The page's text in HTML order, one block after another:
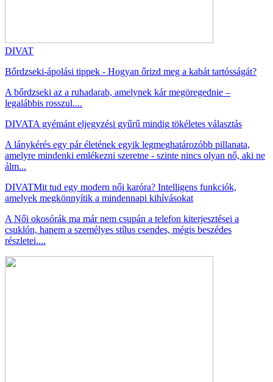
DIVAT
Bőrdzseki-ápolási tippek - Hogyan őrizd meg a kabát tartósságát?
A bőrdzseki az a ruhadarab, amelynek kár megöregednie –
legalábbis rosszul....
DIVATA gyémánt eljegyzési gyűrű mindig tökéletes választás
A lánykérés egy pár életének egyik legmeghatározóbb pillanata,
amelyre mindenki emlékezni szeretne - szinte nincs olyan nő, aki ne
álm...
DIVATMit tud egy modern női karóra? Intelligens funkciók,
amelyek megkönnyítik a mindennapi kihívásokat
A Női okosórák ma már nem csupán a telefon kiterjesztései a
csuklón, hanem a személyes stílus csendes, mégis beszédes
részletei....